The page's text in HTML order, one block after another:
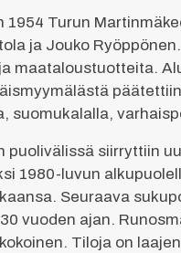
Turun
ja Jouko
maataloustuotteita.
suomukalalla,
puolivälissä siirryttiin
1980-luvun
Seuraava
vuoden ajan.
Tiloja on